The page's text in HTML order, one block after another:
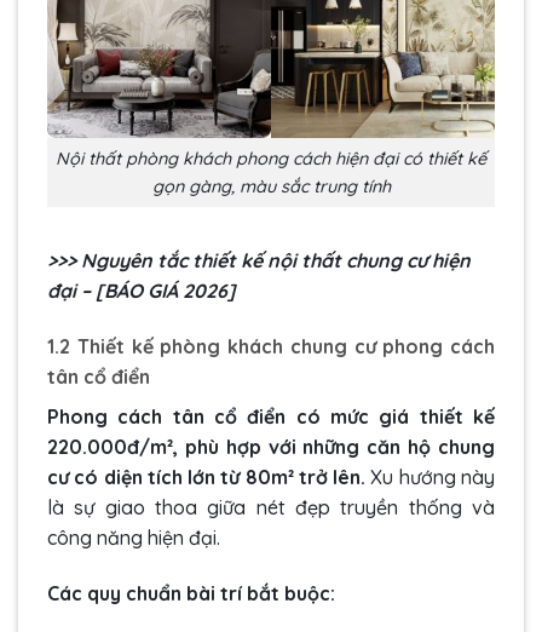
Nội thất phòng khách phong cách hiện đại có thiết kế
gọn gàng, màu sắc trung tính
>>> Nguyên tắc thiết kế nội thất chung cư hiện
đại– [BÁO GIÁ 2026]
1.2 Thiết kế phòng khách chung cư phong cách
tân cổ điển
Phong cách tân cổ điển có mức giá thiết kế
220.000đ/m², phù hợp với những căn hộ chung
cư có diện tích lớn từ 80m² trở lên. Xu hướng này
là sự giao thoa giữa nét đẹp truyền thống và
công năng hiện đại.
Các quy chuẩn bài trí bắt buộc: